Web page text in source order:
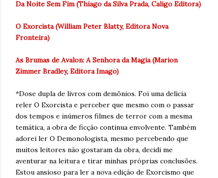
Da Noite Sem Fim (Thiago da Silva Prada, Caligo Editora)
O Exorcista (William Peter Blatty, Editora Nova
Fronteira)
As Brumas de Avalon: A Senhora da Magia (Marion
Zimmer Bradley, Editora Imago)
*Dose dupla de livros com demônios. Foi uma delícia
reler O Exorcista e perceber que mesmo com o passar
dos tempos e inúmeros filmes de terror com a mesma
temática, a obra de ficção continua envolvente. Também
adorei ler O Demonologista, mesmo percebendo que
muitos leitores não gostaram da obra, decidi me
aventurar na leitura e tirar minhas próprias conclusões.
Estou ansioso para ler a nova edição de Exorcismo que